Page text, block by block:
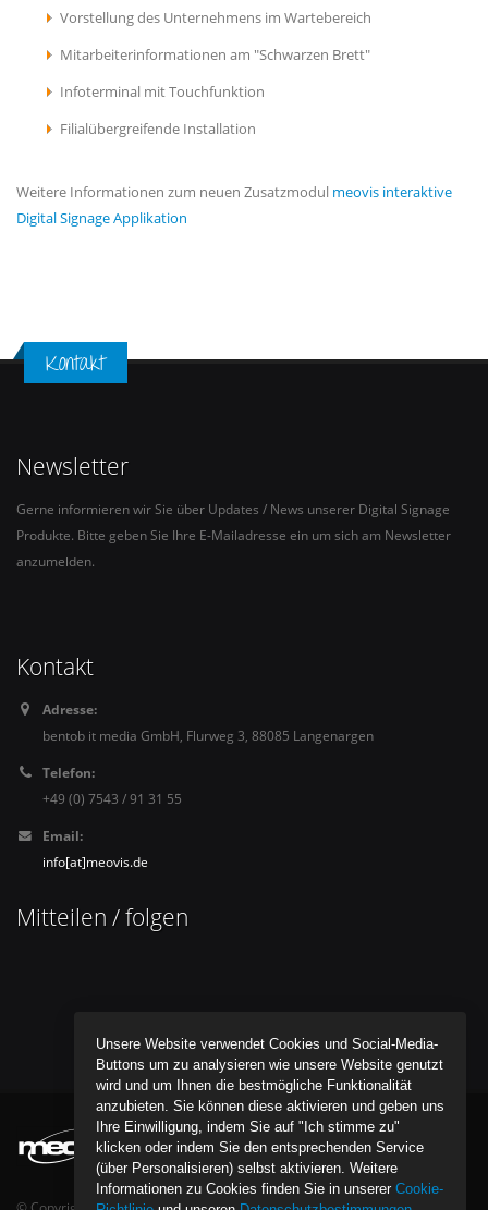
Vorstellung des Unternehmens im Wartebereich
Mitarbeiterinformationen am "Schwarzen Brett"
Infoterminal mit Touchfunktion
Filialübergreifende Installation
Weitere Informationen zum neuen Zusatzmodul meovis interaktive
Digital Signage Applikation
Kontakt
Newsletter
Gerne informieren wir Sie über Updates / News unserer Digital Signage
Produkte. Bitte geben Sie Ihre E-Mailadresse ein um sich am Newsletter
anzumelden.
Kontakt
Adresse:
bentob it media GmbH, Flurweg 3, 88085 Langenargen
Telefon:
+49 (0) 7543 / 91 31 55
Email:
info[at]meovis.de
Mitteilen / folgen
Unsere Website verwendet Cookies und Social-Media-
Buttons um zu analysieren wie unsere Website genutzt
wird und um Ihnen die bestmögliche Funktionalität
anzubieten. Sie können diese aktivieren und geben uns
Ihre Einwilligung, indem Sie auf "Ich stimme zu"
klicken oder indem Sie den entsprechenden Service
(über Personalisieren) selbst aktivieren. Weitere
Informationen zu Cookies finden Sie in unserer Cookie-